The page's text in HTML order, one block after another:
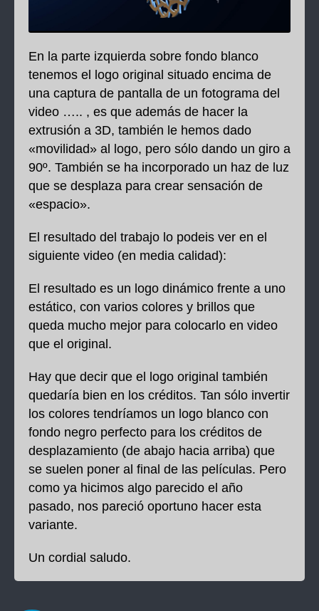
En la parte izquierda sobre fondo blanco
tenemos el logo original situado encima de
una captura de pantalla de un fotograma del
video ….. , es que además de hacer la
extrusión a 3D, también le hemos dado
«movilidad» al logo, pero sólo dando un giro a
90º. También se ha incorporado un haz de luz
que se desplaza para crear sensación de
«espacio».
El resultado del trabajo lo podeis ver en el
siguiente video (en media calidad):
El resultado es un logo dinámico frente a uno
estático, con varios colores y brillos que
queda mucho mejor para colocarlo en video
que el original.
Hay que decir que el logo original también
quedaría bien en los créditos. Tan sólo invertir
los colores tendríamos un logo blanco con
fondo negro perfecto para los créditos de
desplazamiento (de abajo hacia arriba) que
se suelen poner al final de las películas. Pero
como ya hicimos algo parecido el año
pasado, nos pareció oportuno hacer esta
variante.
Un cordial saludo.